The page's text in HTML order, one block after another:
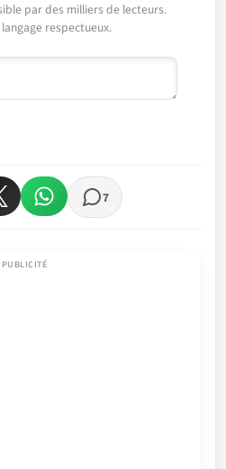
par des milliers de lecteurs.
respectueux.
7